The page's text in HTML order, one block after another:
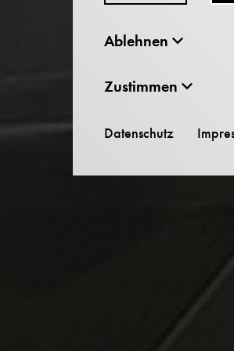
Ablehnen
Zustimmen
Datenschutz